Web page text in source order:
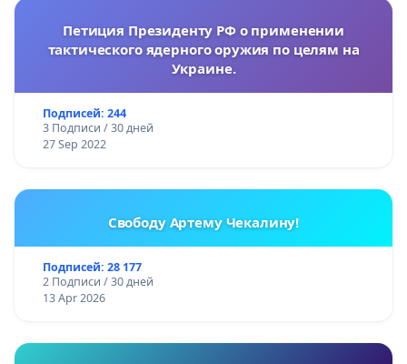
Петиция Президенту РФ о применении
тактического ядерного оружия по целям на
Украине.
Подписей: 244
3 Подписи / 30 дней
27 Sep 2022
Свободу Артему Чекалину!
Подписей: 28 177
2 Подписи / 30 дней
13 Apr 2026